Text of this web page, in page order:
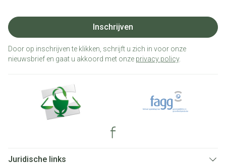
Inschrijven
Door op inschrijven te klikken, schrijft u zich in voor onze
nieuwsbrief en gaat u akkoord met onze privacy policy.
Juridische links